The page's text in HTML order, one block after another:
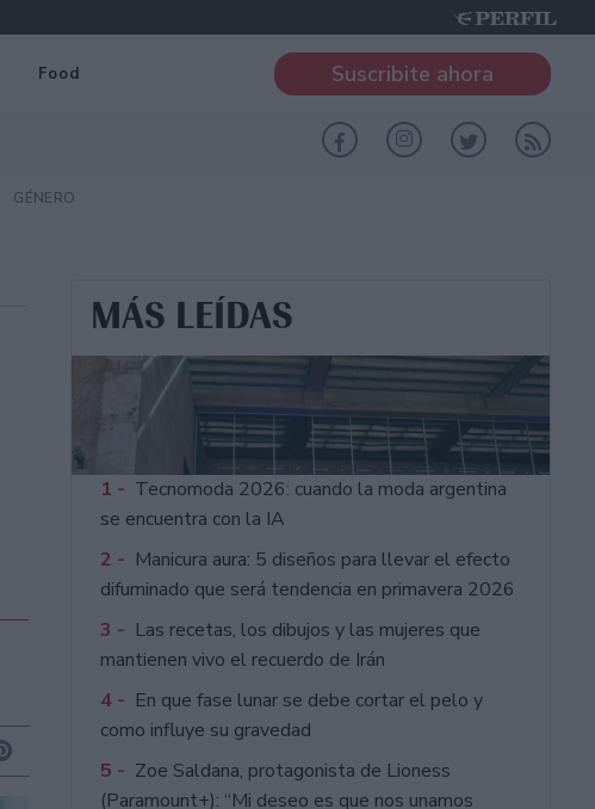
Food Suscribite ahora
GÉNERO
MÁS LEÍDAS
1 - Tecnomoda 2026: cuando la moda argentina
se encuentra con la IA
2 - Manicura aura: 5 diseños para llevar el efecto
difuminado que será tendencia en primavera 2026
3 - Las recetas, los dibujos y las mujeres que
mantienen vivo el recuerdo de Irán
4 - En que fase lunar se debe cortar el pelo y
como influye su gravedad
5 - Zoe Saldana, protagonista de Lioness
(Paramount+): “Mi deseo es que nos unamos